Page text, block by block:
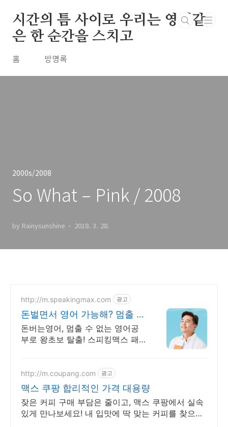
시간의 틈 사이로 우리는 영원같
은 한 순간을 스치고
홈 방명록
2000s/2008
So What – Pink / 2008
by Rainysunshine 2018. 3. 28.
http://m.speakingmax.com 광고
돈벌면서 영어 가능해? 멈출 수
없는 영어회화
돈버는영어, 멈출 수 없는 영어공
부로 왕초보 탈출! 스피킹맥스 패
쌓아보세요!
http://m.coupang.com 광고
맥스 쿠팡 합리적인 가격 대용량
잦은 커피 구매 부담은 줄이고, 맥스 쿠팡에서 실속
있게 만나보세요! 내 입맛에 딱 맞는 커피를 찾으시